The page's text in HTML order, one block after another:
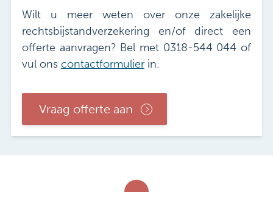
Wilt u meer weten over onze zakelijke
rechtsbijstandverzekering en/of direct een
offerte aanvragen? Bel met 0318-544 044 of
vul ons contactformulier in.
Vraag offerte aan